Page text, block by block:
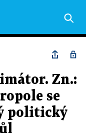
Zn.:
se
politický